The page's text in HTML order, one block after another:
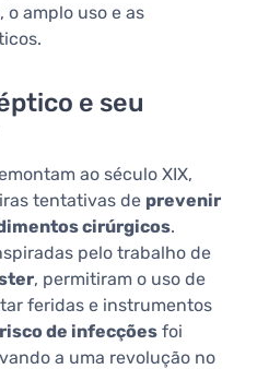
amplo uso e as
e seu
ao século XIX,
tentativas de prevenir
cirúrgicos.
pelo trabalho de
, permitiram o uso de
feridas e instrumentos
risco de infecções foi
a uma revolução no